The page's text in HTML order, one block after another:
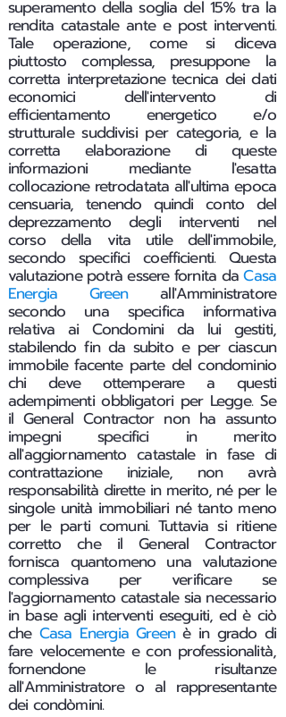
superamento della soglia del 15% tra la
rendita catastale ante e post interventi.
Tale operazione, come si diceva
piuttosto complessa, presuppone la
corretta interpretazione tecnica dei dati
economici dell'intervento di
efficientamento energetico e/o
strutturale suddivisi per categoria, e la
corretta elaborazione di queste
informazioni mediante l'esatta
collocazione retrodatata all'ultima epoca
censuaria, tenendo quindi conto del
deprezzamento degli interventi nel
corso della vita utile dell'immobile,
secondo specifici coefficienti. Questa
valutazione potrà essere fornita daCasa
Energia Greenall'Amministratore
secondo una specifica informativa
relativa ai Condomini da lui gestiti,
stabilendo fin da subito e per ciascun
immobile facente parte del condominio
chi deve ottemperare a questi
adempimenti obbligatori per Legge. Se
il General Contractor non ha assunto
impegni specifici in merito
all'aggiornamento catastale in fase di
contrattazione iniziale, non avrà
responsabilità dirette in merito, né per le
singole unità immobiliari né tanto meno
per le parti comuni. Tuttavia si ritiene
corretto che il General Contractor
fornisca quantomeno una valutazione
complessiva per verificare se
l'aggiornamento catastale sia necessario
in base agli interventi eseguiti, ed è ciò
che Casa Energia Greenè in grado di
fare velocemente e con professionalità,
fornendone le risultanze
all'Amministratore o al rappresentante
dei condòmini.